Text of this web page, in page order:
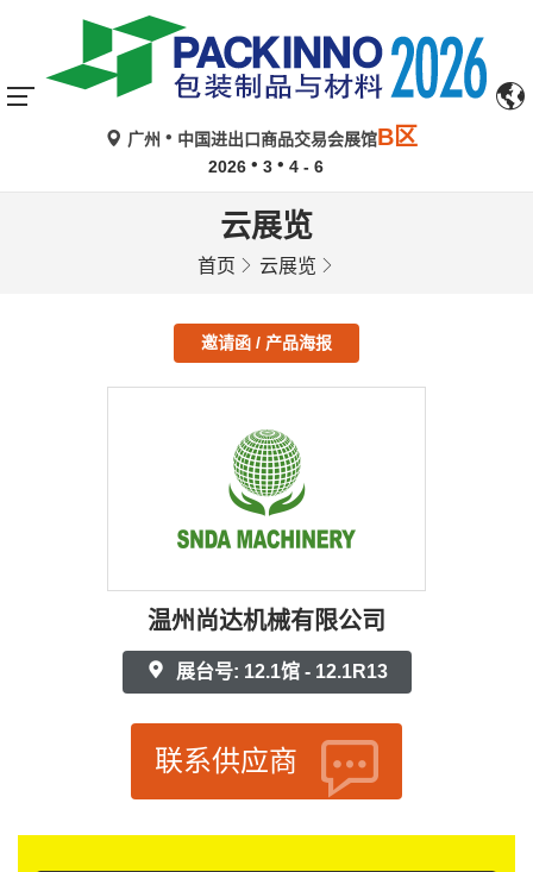
广州 中国进出口商品交易会展馆B区
2026 3 4 - 6
云展览
首页 云展览
邀请函 / 产品海报
温州尚达机械有限公司
展台号: 12.1馆 - 12.1R13
联系供应商